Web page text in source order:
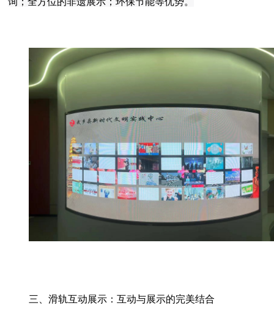
三、滑轨互动展示：互动与展示的完美结合